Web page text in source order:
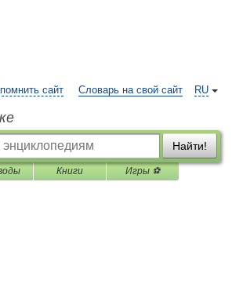
RU
сайт Словарь на свой сайт
Найти!
Книги Игры ⚽